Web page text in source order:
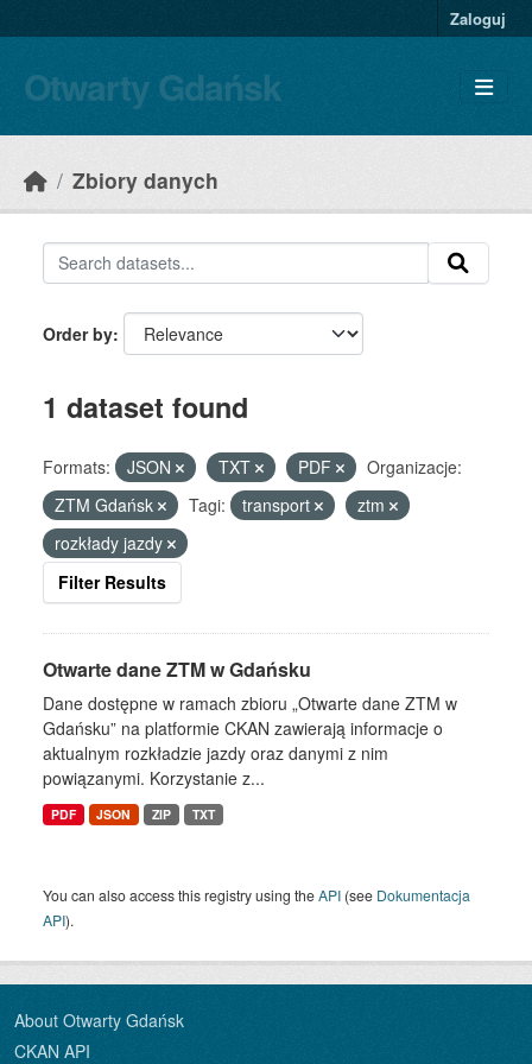
Zaloguj
Otwarty Gdańsk
Zbiory danych
Order by
1 dataset found
Formats: JSON TXT PDF
Organizacje:
ZTM Gdańsk
Tagi: transport
ztm
rozkłady jazdy
Filter Results
Otwarte dane ZTM w Gdańsku
Dane dostępne w ramach zbioru „Otwarte dane ZTM w
Gdańsku” na platformie CKAN zawierają informacje o
aktualnym rozkładzie jazdy oraz danymi z nim
powiązanymi. Korzystanie z...
PDF JSON ZIP TXT
You can also access this registry using theAPI (see Dokumentacja
API).
About Otwarty Gdańsk
CKAN API